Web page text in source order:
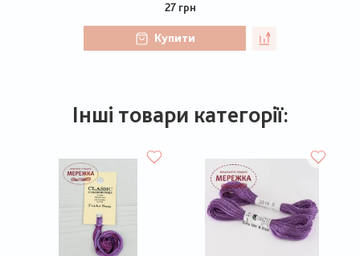
27 грн
Купити
Інші товари категорії: